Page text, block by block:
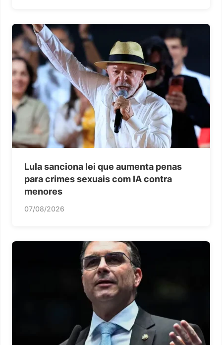
Lula sanciona lei que aumenta penas
para crimes sexuais com IA contra
menores
07/08/2026